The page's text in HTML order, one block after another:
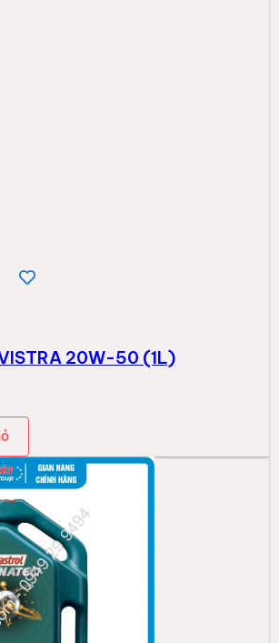
10W40 API SN (4L)